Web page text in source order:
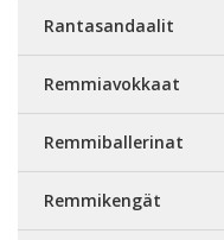
Rantasandaalit
Remmiavokkaat
Remmiballerinat
Remmikengät